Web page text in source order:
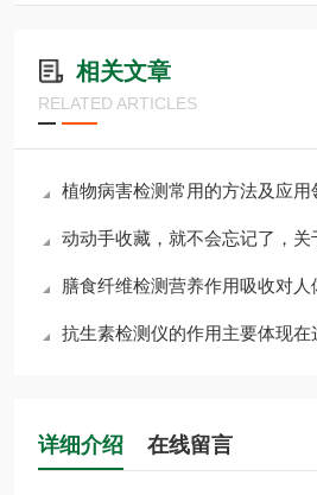
相关文章
RELATED ARTICLES
植物病害检测常用的方法及应用
动动手收藏，就不会忘记了，关于膳
膳食纤维检测营养作用吸收对人
抗生素检测仪的作用主要体现在
详细介绍 在线留言